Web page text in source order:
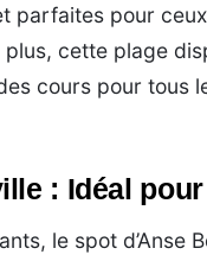
parfaites pour
cette plage
cours pour tous
: Idéal
le spot d’Anse